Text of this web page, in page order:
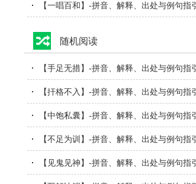
【一唱百和】-拼音、解释、出处与例句指引
随机阅读
【手足无措】-拼音、解释、出处与例句指引
【扞格不入】-拼音、解释、出处与例句指引
【中饱私囊】-拼音、解释、出处与例句指引
【不足为训】-拼音、解释、出处与例句指引
【见鬼见神】-拼音、解释、出处与例句指引